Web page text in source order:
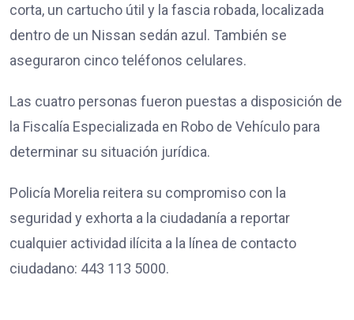
corta, un cartucho útil y la fascia robada, localizada
dentro de un Nissan sedán azul. También se
aseguraron cinco teléfonos celulares.
Las cuatro personas fueron puestas a disposición de
la Fiscalía Especializada en Robo de Vehículo para
determinar su situación jurídica.
Policía Morelia reitera su compromiso con la
seguridad y exhorta a la ciudadanía a reportar
cualquier actividad ilícita a la línea de contacto
ciudadano: 443 113 5000.